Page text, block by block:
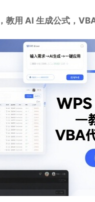
教用 AI 生成公式，